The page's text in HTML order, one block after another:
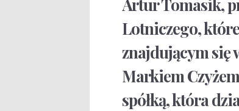
Artur Tomasik,
Lotniczego,
znajdującym się
Markiem
spółką, która